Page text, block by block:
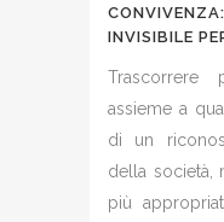
INVISIBILE
Trascorrere
assieme a
di un
della società,
più